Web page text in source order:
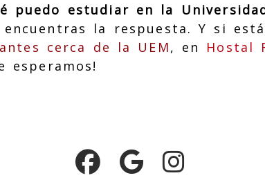
puedo estudiar en la
la respuesta. Y si
cerca de la UEM, en Hostal
esperamos!